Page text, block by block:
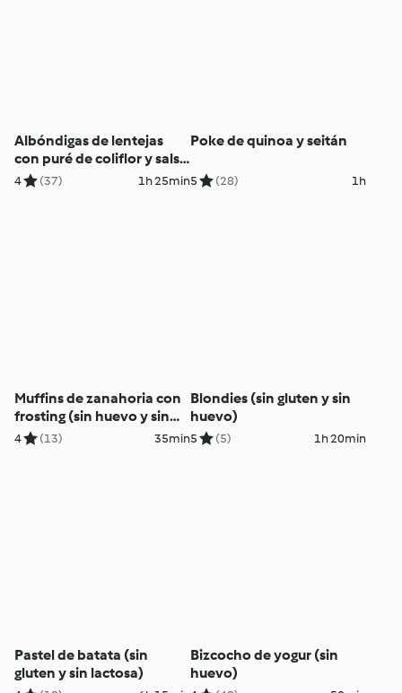
Albóndigas de lentejas
con puré de coliflor y salsa
(sin gluten, sin huevo, sin
4 (37) 1h 25min
Poke de quinoa y seitán
5 (28) 1h
Muffins de zanahoria con
frosting (sin huevo y sin
lácteos)
4 (13) 35min
Blondies (sin gluten y sin
huevo)
5 (5) 1h 20min
Pastel de batata (sin
gluten y sin lactosa)
Bizcocho de yogur (sin
huevo)